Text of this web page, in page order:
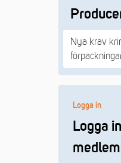
Nya krav
Logga in
Logga